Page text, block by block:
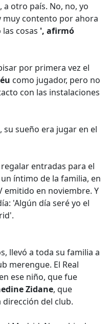
a otro país. No, no, yo
muy contento por ahora
cosas ', afirmó
por primera vez el
como jugador, pero no
con las instalaciones
su sueño era jugar en el
entradas para el
íntimo de la familia, en
emitido en noviembre. Y
'Algún día seré yo el
llevó a toda su familia a
merengue. El Real
ese niño, que fue
Zidane, que
del club.